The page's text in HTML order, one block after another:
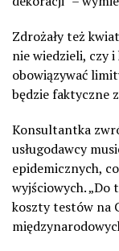
Zdrożały też
nie wiedzieli, czy i
obowiązywać
będzie faktyczne
Konsultantka
usługodawcy
epidemicznych,
wyjściowych. „Do
koszty testów na